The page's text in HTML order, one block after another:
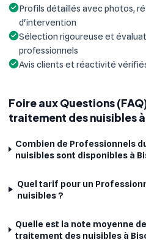
Profils détaillés avec photos,
d'intervention
Sélection rigoureuse et
professionnels
Avis clients et réactivité
Foire aux Questions
traitement des nuisibles
Combien de Professionnels
nuisibles sont disponibles à
Quel tarif pour un
nuisibles ?
Quelle est la note moyenne
traitement des nuisibles à